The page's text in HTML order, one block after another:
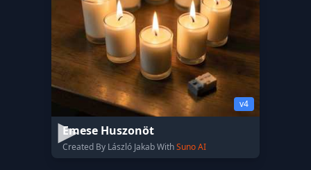
v4
Emese Huszonöt
Created By László Jakab WithSuno AI